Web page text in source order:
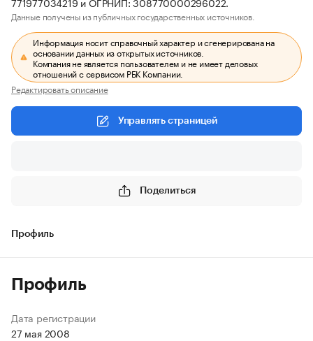
Данные получены из публичных государственных источников.
Информация носит справочный характер и сгенерирована на
основании данных из открытых источников.
Компания не является пользователем и не имеет деловых
отношений с сервисом РБК Компании.
Редактировать описание
Управлять страницей
Поделиться
Профиль
Профиль
Дата регистрации
27 мая 2008